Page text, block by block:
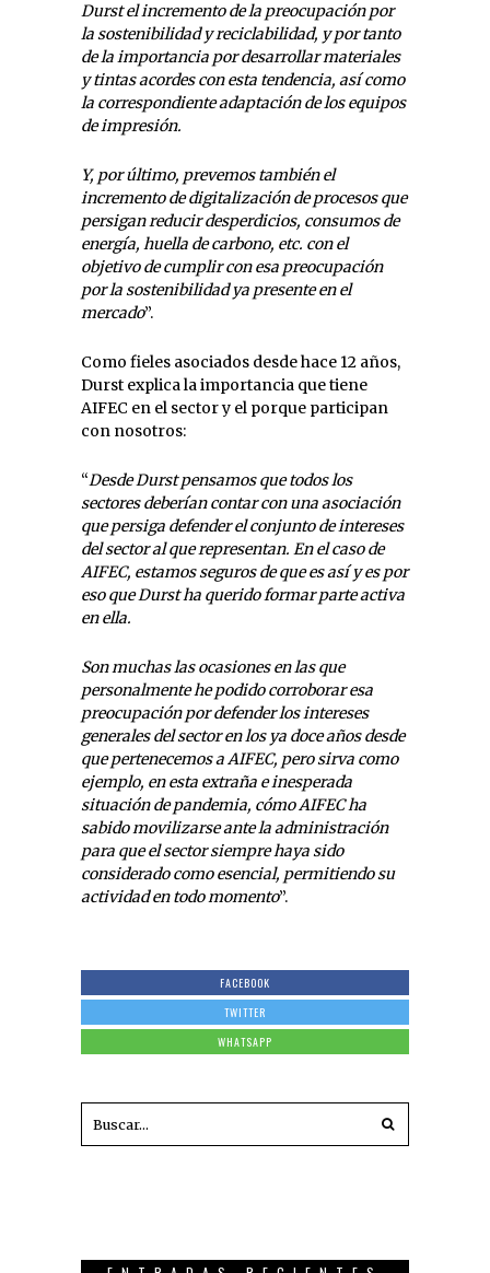
Durst el incremento de la preocupación por
la sostenibilidad y reciclabilidad, y por tanto
de la importancia por desarrollar materiales
y tintas acordes con esta tendencia, así como
la correspondiente adaptación de los equipos
de impresión.
Y, por último, prevemos también el
incremento de digitalización de procesos que
persigan reducir desperdicios, consumos de
energía, huella de carbono, etc. con el
objetivo de cumplir con esa preocupación
por la sostenibilidad ya presente en el
mercado”.
Como fieles asociados desde hace 12 años,
Durst explica la importancia que tiene
AIFEC en el sector y el porque participan
con nosotros:
“Desde Durst pensamos que todos los
sectores deberían contar con una asociación
que persiga defender el conjunto de intereses
del sector al que representan. En el caso de
AIFEC, estamos seguros de que es así y es por
eso que Durst ha querido formar parte activa
en ella.
Son muchas las ocasiones en las que
personalmente he podido corroborar esa
preocupación por defender los intereses
generales del sector en los ya doce años desde
que pertenecemos a AIFEC, pero sirva como
ejemplo, en esta extraña e inesperada
situación de pandemia, cómo AIFEC ha
sabido movilizarse ante la administración
para que el sector siempre haya sido
considerado como esencial, permitiendo su
actividad en todo momento”.
FACEBOOK
TWITTER
WHATSAPP